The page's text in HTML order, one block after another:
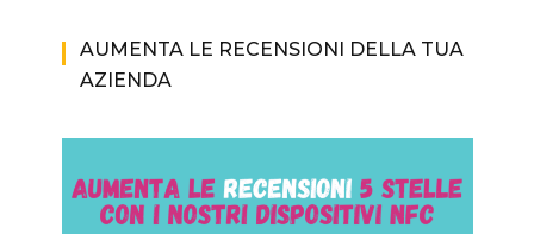
AUMENTA LE RECENSIONI DELLA TUA
AZIENDA